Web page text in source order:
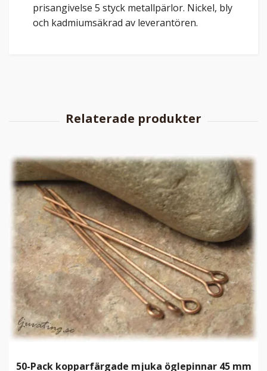
prisangivelse 5 styck metallpärlor. Nickel, bly
och kadmiumsäkrad av leverantören.
50-Pack kopparfärgade mjuka öglepinnar 45 mm